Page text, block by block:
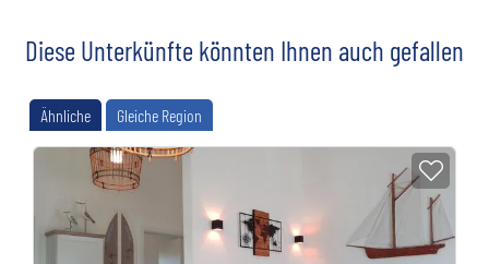
Diese Unterkünfte könnten Ihnen auch gefallen
Ähnliche Gleiche Region
Zur